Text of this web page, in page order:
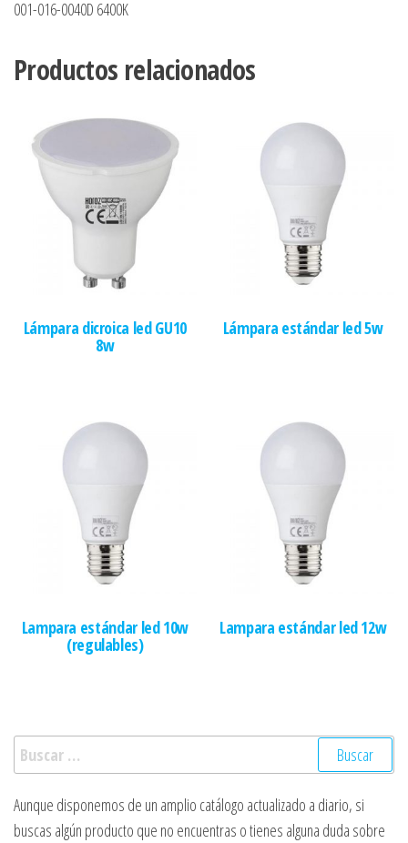
001-016-0040D 6400K
Productos relacionados
Lámpara dicroica led GU10
8w
Lámpara estándar led 5w
Lampara estándar led 10w
(regulables)
Lampara estándar led 12w
Buscar:
Aunque disponemos de un amplio catálogo actualizado a diario, si
buscas algún producto que no encuentras o tienes alguna duda sobre